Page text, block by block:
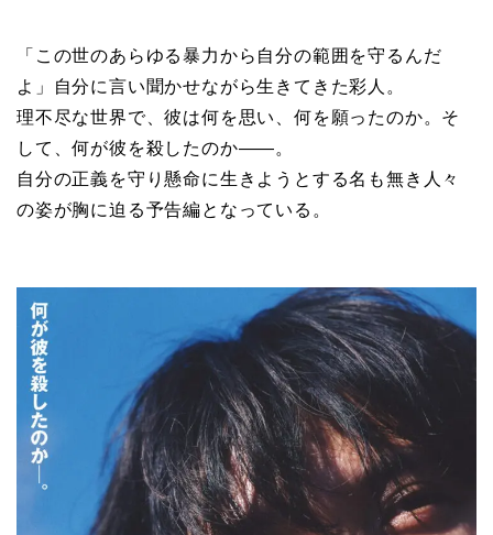
「この世のあらゆる暴力から自分の範囲を守るんだ
よ」自分に言い聞かせながら生きてきた彩人。
理不尽な世界で、彼は何を思い、何を願ったのか。そ
して、何が彼を殺したのか――。
自分の正義を守り懸命に生きようとする名も無き人々
の姿が胸に迫る予告編となっている。